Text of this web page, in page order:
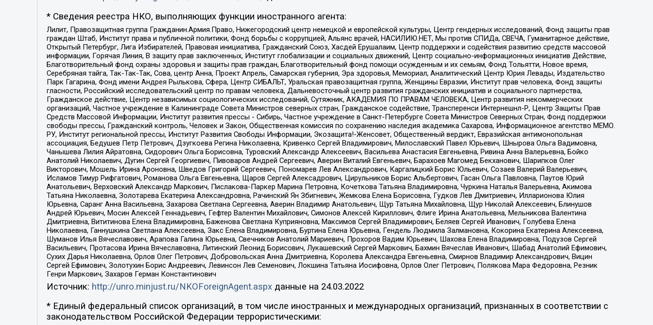
* Сведения реестра НКО, выполняющих функции иностранного агента:
Лилит, Правозащитная группа Гражданин.Армия.Право, Нижегородский центр немецкой и европейской культуры, Центр гендерных исследований, Фонд защиты прав
граждан Штаб, Институт права и публичной политики, Фонд борьбы с коррупцией, Альянс врачей, НАСИЛИЮ.НЕТ, Мы против СПИДа, СВЕЧА, Гуманитарное действие,
Открытый Петербург, Лига Избирателей, Правовая инициатива, Гражданский Союз, Хасдей Ерушалаим, Центр поддержки и содействия развитию средств массовой
информации, Горячая Линия, В защиту прав заключенных, Институт глобализации и социальных движений, Центр социально-информационных инициатив Действие,
Благотворительный фонд охраны здоровья и защиты прав граждан, Благотворительный фонд помощи осужденным и их семьям, Фонд Тольятти, Новое время,
Серебряная тайга, Так-Так-Так, Сова, центр Анна, Проект Апрель, Самарская губерния, Эра здоровья, Мемориал, Аналитический Центр Юрия Левады, Издательство
Парк Гагарина, Фонд имени Андрея Рылькова, Сфера, Центр СИБАЛЬТ, Уральская правозащитная группа, Женщины Евразии, Институт прав человека, Фонд защиты
гласности, Российский исследовательский центр по правам человека, Дальневосточный центр развития гражданских инициатив и социального партнерства,
Гражданское действие, Центр независимых социологических исследований, Сутяжник, АКАДЕМИЯ ПО ПРАВАМ ЧЕЛОВЕКА, Центр развития некоммерческих
организаций, Частное учреждение в Калининграде Совета Министров северных стран, Гражданское содействие, Трансперенси Интернешнл-Р, Центр Защиты Прав
Средств Массовой Информации, Институт развития прессы - Сибирь, Частное учреждение в Санкт-Петербурге Совета Министров Северных Стран, Фонд поддержки
свободы прессы, Гражданский контроль, Человек и Закон, Общественная комиссия по сохранению наследия академика Сахарова, Информационное агентство МЕМО.
РУ, Институт региональной прессы, Институт Развития Свободы Информации, Экозащита!-Женсовет, Общественный вердикт, Евразийская антимонопольная
ассоциация, Бедушев Петр Петрович, Дзугкоева Регина Николаевна, Кривенко Сергей Владимирович, Милославский Павел Юрьевич, Шнырова Ольга Вадимовна,
Чанышева Лилия Айратовна, Сидорович Ольга Борисовна, Туровский Александр Алексеевич, Васильева Анастасия Евгеньевна, Ривина Анна Валерьевна, Бойко
Анатолий Николаевич, Дугин Сергей Георгиевич, Пивоваров Андрей Сергеевич, Аверин Виталий Евгеньевич, Барахоев Магомед Бекханович, Шарипков Олег
Викторович, Мошель Ирина Ароновна, Шведов Григорий Сергеевич, Пономарев Лев Александрович, Каргалицкий Борис Юльевич, Созаев Валерий Валерьевич,
Исламов Тимур Рифгатович, Романова Ольга Евгеньевна, Щаров Сергей Алексадрович, Цирульников Борис Альбертович, Гасан Ольга Павловна, Паутов Юрий
Анатольевич, Верховский Александр Маркович, Пислакова-Паркер Марина Петровна, Кочеткова Татьяна Владимировна, Чуркина Наталья Валерьевна, Акимова
Татьяна Николаевна, Золотарева Екатерина Александровна, Рачинский Ян Збигневич, Жемкова Елена Борисовна, Гудков Лев Дмитриевич, Илларионова Юлия
Юрьевна, Саранг Анна Васильевна, Захарова Светлана Сергеевна, Аверин Владимир Анатольевич, Щур Татьяна Михайловна, Щур Николай Алексеевич, Блинушов
Андрей Юрьевич, Мосин Алексей Геннадьевич, Гефтер Валентин Михайлович, Симонов Алексей Кириллович, Флиге Ирина Анатольевна, Мельникова Валентина
Дмитриевна, Вититинова Елена Владимировна, Баженова Светлана Куприяновна, Максимов Сергей Владимирович, Беляев Сергей Иванович, Голубева Елена
Николаевна, Ганнушкина Светлана Алексеевна, Закс Елена Владимировна, Буртина Елена Юрьевна, Гендель Людмила Залмановна, Кокорина Екатерина Алексеевна,
Шуманов Илья Вячеславович, Арапова Галина Юрьевна, Свечников Анатолий Мариевич, Прохоров Вадим Юрьевич, Шахова Елена Владимировна, Подузов Сергей
Васильевич, Протасова Ирина Вячеславовна, Литинский Леонид Борисович, Лукашевский Сергей Маркович, Бахмин Вячеслав Иванович, Шабад Анатолий Ефимович,
Сухих Дарья Николаевна, Орлов Олег Петрович, Добровольская Анна Дмитриевна, Королева Александра Евгеньевна, Смирнов Владимир Александрович, Вицин
Сергей Ефимович, Золотухин Борис Андреевич, Левинсон Лев Семенович, Локшина Татьяна Иосифовна, Орлов Олег Петрович, Полякова Мара Федоровна, Резник
Генри Маркович, Захаров Герман Константинович
Источник: http://unro.minjust.ru/NKOForeignAgent.aspxданные на 24.03.2022
* Единый федеральный список организаций, в том числе иностранных и международных организаций, признанных в соответствии с
законодательством Российской Федерации террористическими: